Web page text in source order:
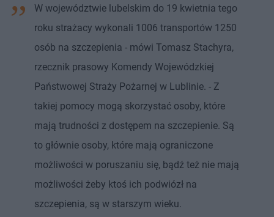
W województwie lubelskim do 19 kwietnia tego
roku strażacy wykonali 1006 transportów 1250
osób na szczepienia - mówi Tomasz Stachyra,
rzecznik prasowy Komendy Wojewódzkiej
Państwowej Straży Pożarnej w Lublinie. - Z
takiej pomocy mogą skorzystać osoby, które
mają trudności z dostępem na szczepienie. Są
to głównie osoby, które mają ograniczone
możliwości w poruszaniu się, bądź też nie mają
możliwości żeby ktoś ich podwiózł na
szczepienia, są w starszym wieku.